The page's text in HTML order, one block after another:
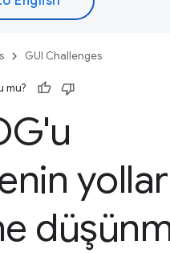
GUI Challenges
mu?